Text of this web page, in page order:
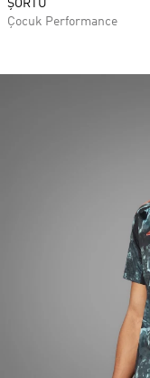
ŞORTU
Çocuk Performance